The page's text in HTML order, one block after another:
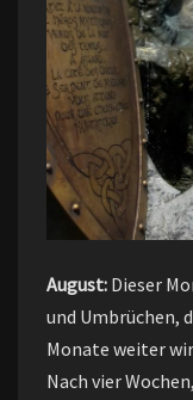
August: Dieser
und Umbrüchen,
Monate weiter
Nach vier